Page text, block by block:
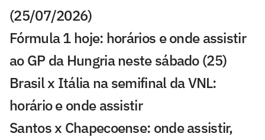
(25/07/2026)
Fórmula 1 hoje: horários e onde assistir
ao GP da Hungria neste sábado (25)
Brasil x Itália na semifinal da VNL:
horário e onde assistir
Santos x Chapecoense: onde assistir,